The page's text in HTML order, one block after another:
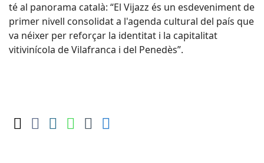
té al panorama català: “El Vijazz és un esdeveniment de
primer nivell consolidat a l'agenda cultural del país que
va néixer per reforçar la identitat i la capitalitat
vitivinícola de Vilafranca i del Penedès”.